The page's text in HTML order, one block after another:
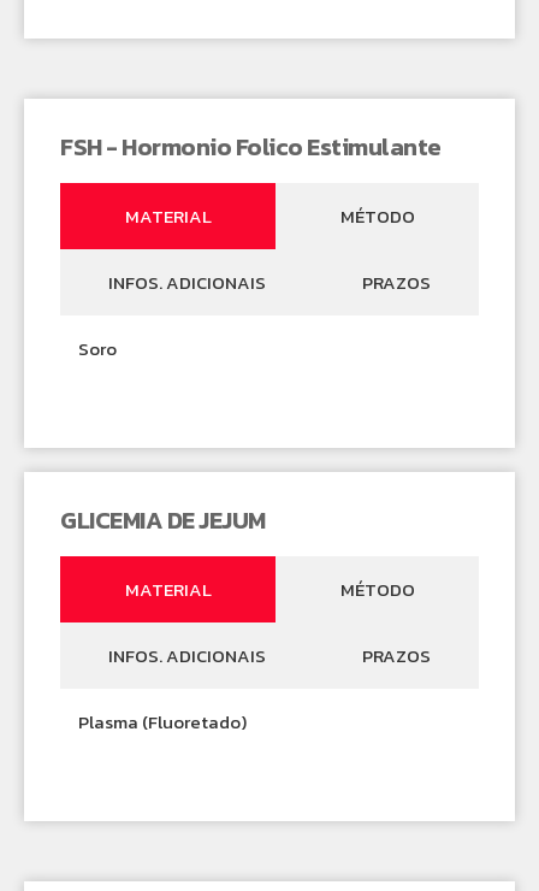
FSH - Hormonio Folico Estimulante
MATERIAL MÉTODO
INFOS. ADICIONAIS PRAZOS
Soro
GLICEMIA DE JEJUM
MATERIAL MÉTODO
INFOS. ADICIONAIS PRAZOS
Plasma (Fluoretado)